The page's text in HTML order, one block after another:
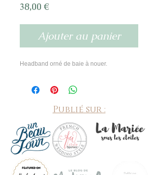
38,00 €Prix
Ajouter au panier
Headband orné de baie à nouer.
Publié sur :